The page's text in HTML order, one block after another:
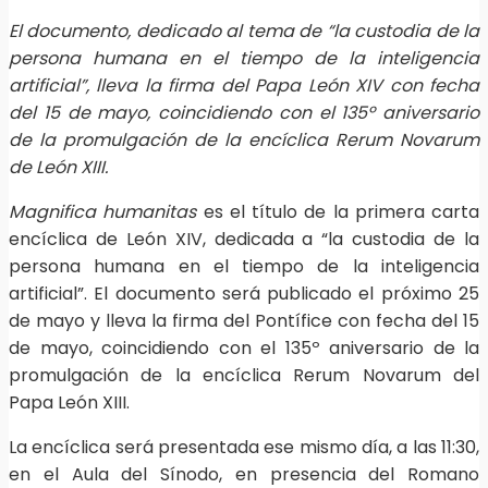
El documento, dedicado al tema de “la custodia de la
persona humana en el tiempo de la inteligencia
artificial”, lleva la firma del Papa León XIV con fecha
del 15 de mayo, coincidiendo con el 135º aniversario
de la promulgación de la encíclica Rerum Novarum
de León XIII.
Magnifica humanitases el título de la primera carta
encíclica de León XIV, dedicada a “la custodia de la
persona humana en el tiempo de la inteligencia
artificial”. El documento será publicado el próximo 25
de mayo y lleva la firma del Pontífice con fecha del 15
de mayo, coincidiendo con el 135º aniversario de la
promulgación de la encíclica Rerum Novarum del
Papa León XIII.
La encíclica será presentada ese mismo día, a las 11:30,
en el Aula del Sínodo, en presencia del Romano